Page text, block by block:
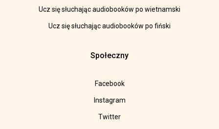
Ucz się słuchając audiobooków po wietnamski
Ucz się słuchając audiobooków po fiński
Społeczny
Facebook
Instagram
Twitter